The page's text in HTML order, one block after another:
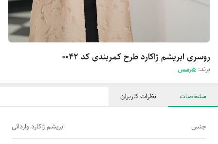
روسری ابریشم ژاکارد طرح کمربندی کد 0042
برند: هرمس
مشخصات نظرات کاربران
جنس ابریشم ژاکارد وارداتی